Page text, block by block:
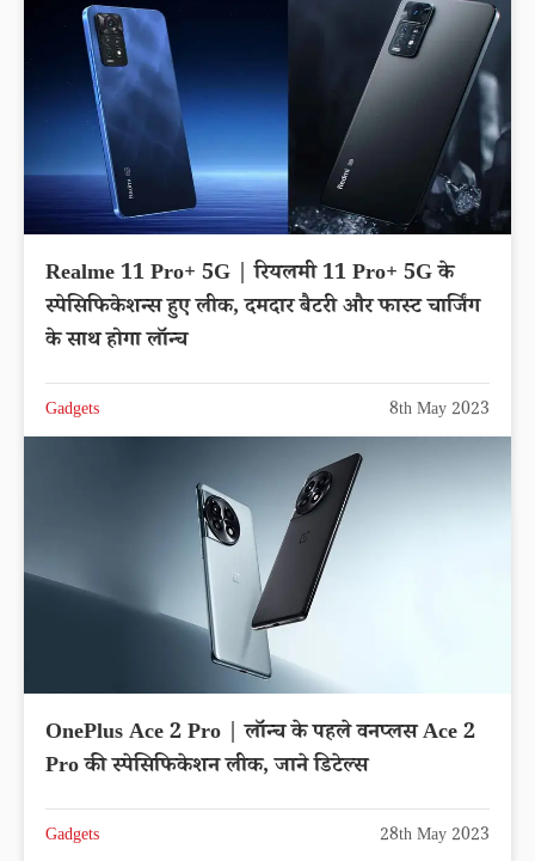
Realme 11 Pro+ 5G | रियलमी 11 Pro+ 5G के
स्पेसिफिकेशन्स हुए लीक, दमदार बैटरी और फास्ट चार्जिंग
के साथ होगा लॉन्च
Gadgets 8th May 2023
OnePlus Ace 2 Pro | लॉन्च के पहले वनप्लस Ace 2
Pro की स्पेसिफिकेशन लीक, जाने डिटेल्स
Gadgets 28th May 2023